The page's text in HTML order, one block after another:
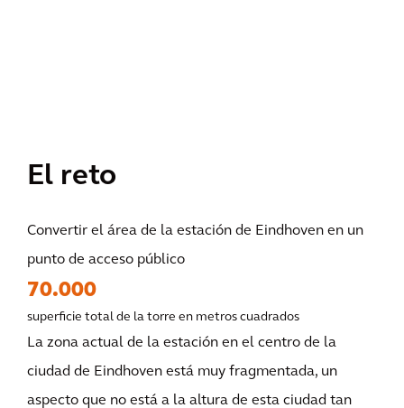
El reto
Convertir el área de la estación de Eindhoven en un
punto de acceso público
70.000
superficie total de la torre en metros cuadrados
La zona actual de la estación en el centro de la
ciudad de Eindhoven está muy fragmentada, un
aspecto que no está a la altura de esta ciudad tan